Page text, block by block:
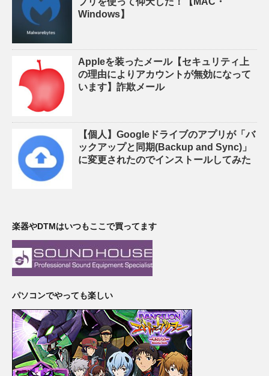
Windows】
Appleを装ったメール【セキュリティ上
の理由によりアカウントが無効になって
います】詐欺メール
【個人】Googleドライブのアプリが「バ
ックアップと同期(Backup and Sync)」
に変更されたのでインストールしてみた
楽器やDTMはいつもここで買ってます
パソコンでやっても楽しい